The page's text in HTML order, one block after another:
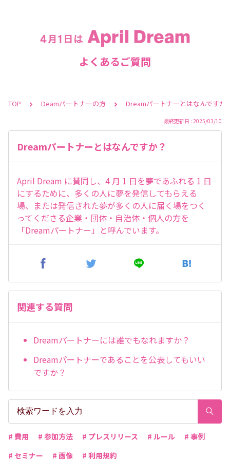
よくあるご質問
TOP Deamパートナーの方 Dreamパートナーとはなんですか
最終更新日 : 2025/03/10
Dreamパートナーとはなんですか？
April Dream に賛同し、4 月 1 日を夢であふれる 1 日
にするために、多くの人に夢を発信してもらえる
場、または発信された夢が多くの人に届く場をつく
ってくださる企業・団体・自治体・個人の方を
「Dreamパートナー」と呼んでいます。
関連する質問
Dreamパートナーには誰でもなれますか？
Dreamパートナーであることを公表してもいい
ですか？
# 費用 # 参加方法 # プレスリリース # ルール
# 事例
# セミナー
# 画像 # 利用規約